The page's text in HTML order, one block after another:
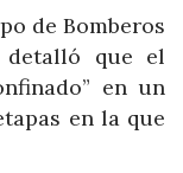
de Bomberos
detalló que el
en un
en la que